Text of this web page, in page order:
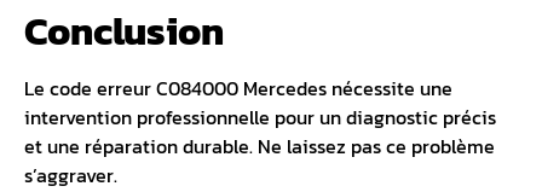
Conclusion
Le code erreur C084000 Mercedes nécessite une
intervention professionnelle pour un diagnostic précis
et une réparation durable. Ne laissez pas ce problème
s’aggraver.